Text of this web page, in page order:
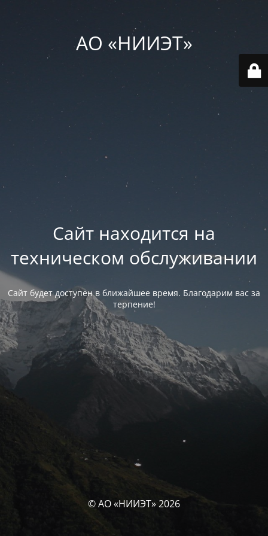
АО «НИИЭТ»
Сайт находится на
техническом обслуживании
Сайт будет доступен в ближайшее время. Благодарим вас за
терпение!
© АО «НИИЭТ» 2026